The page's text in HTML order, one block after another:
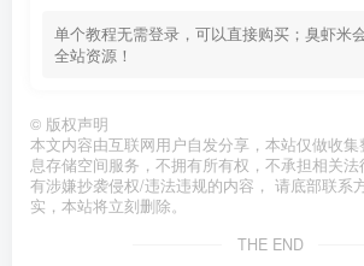
单个教程无需登录，可以直接购买；臭虾米
全站资源！
© 版权声明
本文内容由互联网用户自发分享，本站仅做收
息存储空间服务，不拥有所有权，不承担相关
有涉嫌抄袭侵权/违法违规的内容， 请底部联系
实，本站将立刻删除。
THE END